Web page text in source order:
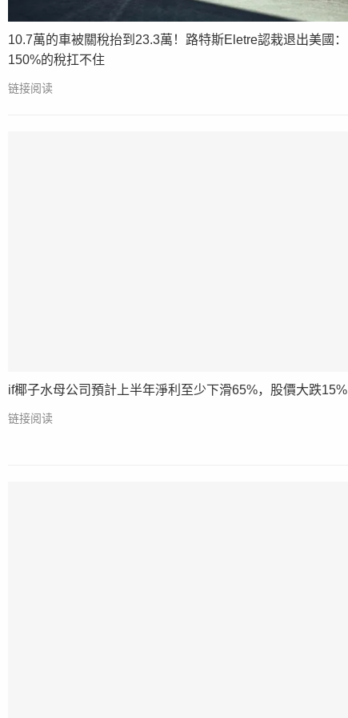
10.7萬的車被關稅抬到23.3萬！路特斯Eletre認栽退出美國：
150%的稅扛不住
链接阅读
if椰子水母公司預計上半年淨利至少下滑65%，股價大跌15%
链接阅读